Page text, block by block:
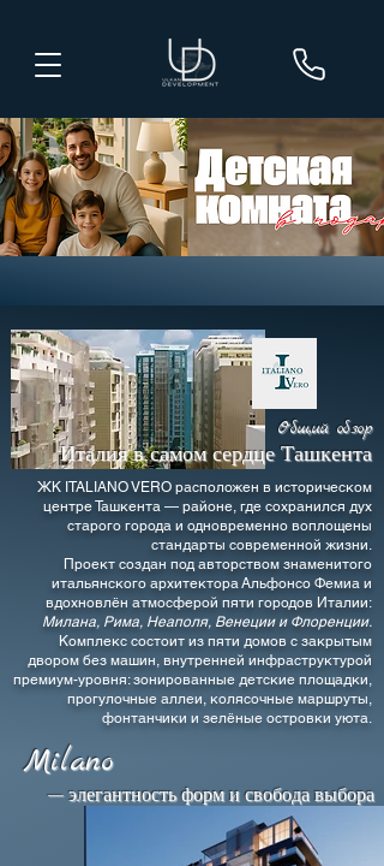
Общий обзор
Италия в самом сердце Ташкента
ЖК ITALIANO VERO расположен в историческом
центре Ташкента — районе, где сохранился дух
старого города и одновременно воплощены
стандарты современной жизни.
Проект создан под авторством знаменитого
итальянского архитектора Альфонсо Фемиа и
вдохновлён атмосферой пяти городов Италии:
Милана, Рима, Неаполя, Венеции и Флоренции.
Комплекс состоит из пяти домов с закрытым
двором без машин, внутренней инфраструктурой
премиум-уровня: зонированные детские площадки,
прогулочные аллеи, колясочные маршруты,
фонтанчики и зелёные островки уюта.
— элегантность форм и свобода выбора
Milano